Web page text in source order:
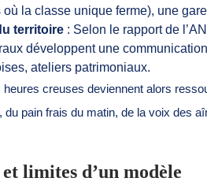
la classe unique ferme), une
territoire : Selon le rapport de
développent une
ateliers patrimoniaux.
heures creuses deviennent alors
du pain frais du matin, de la voix des
limites d’un modèle